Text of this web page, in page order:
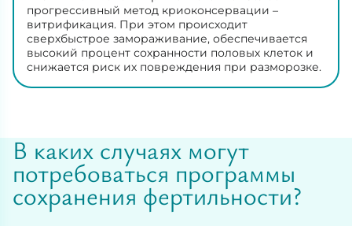
прогрессивный метод криоконсервации –
витрификация. При этом происходит
сверхбыстрое замораживание, обеспечивается
высокий процент сохранности половых клеток и
снижается риск их повреждения при разморозке.
В каких случаях могут
потребоваться программы
сохранения фертильности?